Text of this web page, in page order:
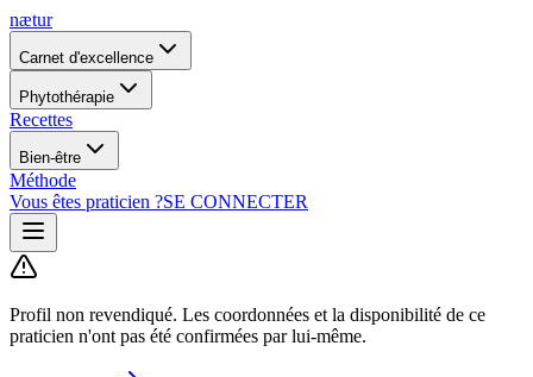
nætur
Carnet d'excellence
Phytothérapie
Recettes
Bien-être
Méthode
Vous êtes praticien ?SE CONNECTER
Profil non revendiqué. Les coordonnées et la disponibilité de ce
praticien n'ont pas été confirmées par lui-même.